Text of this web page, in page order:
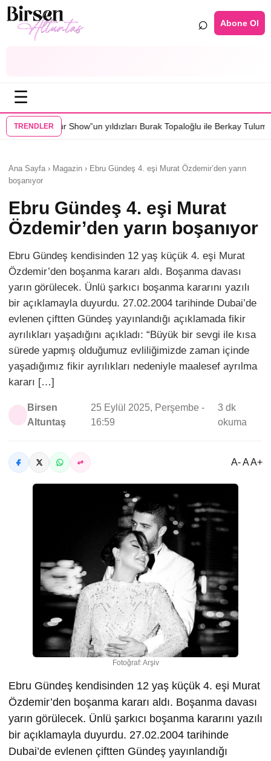
⌕ Abone Ol
☰
TRENDLER
Show”un yıldızları Burak Topaloğlu ile Berkay Tulumbacı “Ecünni”
Ana Sayfa › Magazin › Ebru Gündeş 4. eşi Murat Özdemir’den yarın
boşanıyor
Ebru Gündeş 4. eşi Murat
Özdemir’den yarın boşanıyor
Ebru Gündeş kendisinden 12 yaş küçük 4. eşi Murat
Özdemir’den boşanma kararı aldı. Boşanma davası
yarın görülecek. Ünlü şarkıcı boşanma kararını yazılı
bir açıklamayla duyurdu. 27.02.2004 tarihinde Dubai’de
evlenen çiftten Gündeş yayınlandığı açıklamada fikir
ayrılıkları yaşadığını açıkladı: “Büyük bir sevgi ile kısa
sürede yapmış olduğumuz evliliğimizde zaman içinde
yaşadığımız fikir ayrılıkları nedeniyle maalesef ayrılma
kararı […]
Birsen
Altuntaş
25 Eylül 2025, Perşembe -
16:59
3 dk
okuma
A- A A+
Fotoğraf: Arşiv
Ebru Gündeş kendisinden 12 yaş küçük 4. eşi Murat
Özdemir’den boşanma kararı aldı. Boşanma davası
yarın görülecek. Ünlü şarkıcı boşanma kararını yazılı
bir açıklamayla duyurdu. 27.02.2004 tarihinde
Dubai’de evlenen çiftten Gündeş yayınlandığı